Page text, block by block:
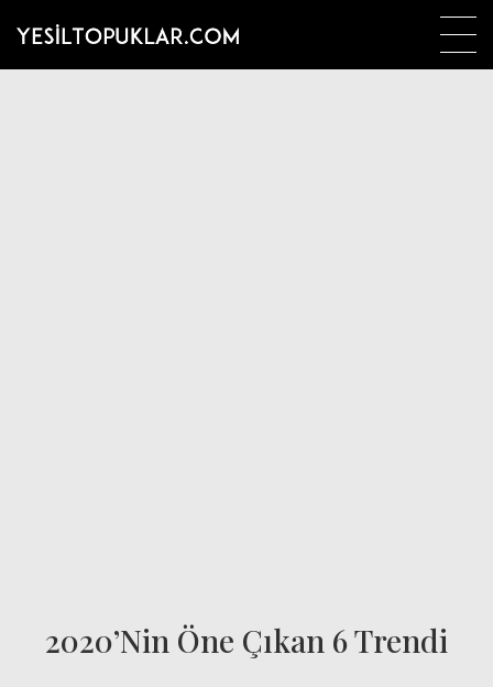
2020’nin Öne Çıkan 6 Trendi